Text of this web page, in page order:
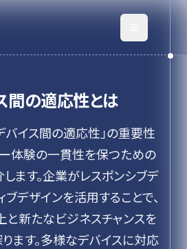
間の適応性とは
バイス間の適応性」の重要性
体験の一貫性を保つための
ます。企業がレスポンシブデ
デザインを活用することで、
新たなビジネスチャンスを
ます。多様なデバイスに対応